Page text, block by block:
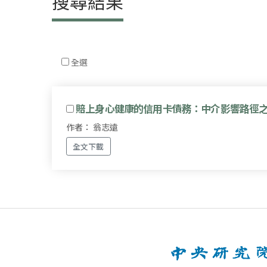
全選
賠上身心健康的信用卡債務：中介影響路徑
作者： 翁志遠
全文下載